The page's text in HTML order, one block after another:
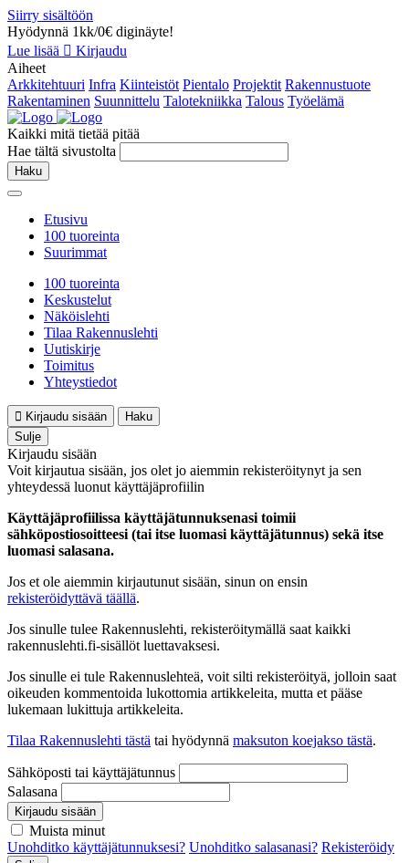
Siirry sisältöön
Hyödynnä 1kk/0€ diginäyte!
Lue lisää
Kirjaudu
Aiheet
Arkkitehtuuri Infra Kiinteistöt Pientalo Projektit Rakennustuote
Rakentaminen Suunnittelu Talotekniikka Talous Työelämä
Kaikki mitä tietää pitää
Hae tältä sivustolta
Haku
Etusivu
100 tuoreinta
Suurimmat
100 tuoreinta
Keskustelut
Näköislehti
Tilaa Rakennuslehti
Uutiskirje
Toimitus
Yhteystiedot
Kirjaudu sisään
Haku
Sulje
Kirjaudu sisään
Voit kirjautua sisään, jos olet jo aiemmin rekisteröitynyt ja sen
yhteydessä luonut käyttäjäprofiilin
Käyttäjäprofiilissa käyttäjätunnuksenasi toimii
sähköpostiosoitteesi (tai itse luomasi käyttäjätunnus) sekä itse
luomasi salasana.
Jos et ole aiemmin kirjautunut sisään, sinun on ensin
rekisteröidyttävä täällä.
Jos sinulle tulee Rakennuslehti, rekisteröitymällä saat kaikki
rakennuslehti.fi-sisällöt luettavaksesi.
Jos sinulle ei tule Rakennuslehteä, voit silti rekisteröityä, jolloin saat
oikeuden kommentoida lukottomia artikkeleita, mutta et pääse
lukemaan lukittuja artikkeleita.
Tilaa Rakennuslehti tästä tai hyödynnä maksuton koejakso tästä.
Sähköposti tai käyttäjätunnus
Salasana
Kirjaudu sisään
Muista minut
Unohditko käyttäjätunnuksesi? Unohditko salasanasi? Rekisteröidy